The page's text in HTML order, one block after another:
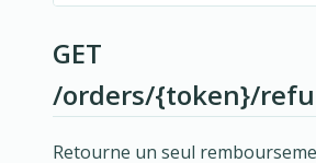
GET
/orders/{token}/
Retourne un seul